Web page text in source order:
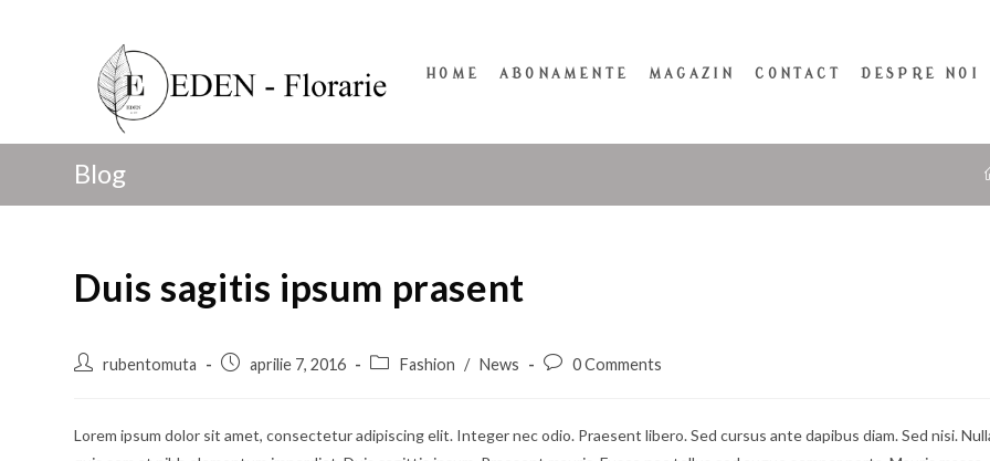
HOME ABONAMENTE MAGAZIN CONTACT DESPRE NOI
Blog
Duis sagitis ipsum prasent
rubentomuta aprilie 7, 2016 Fashion / News 0 Comments
Lorem ipsum dolor sit amet, consectetur adipiscing elit. Integer nec odio. Praesent libero. Sed cursus ante dapibus diam. Sed nisi.